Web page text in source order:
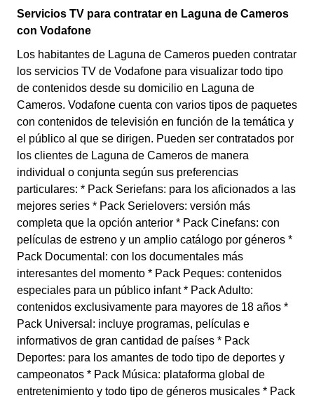
Servicios TV para contratar en Laguna de Cameros
con Vodafone
Los habitantes de Laguna de Cameros pueden contratar
los servicios TV de Vodafone para visualizar todo tipo
de contenidos desde su domicilio en Laguna de
Cameros. Vodafone cuenta con varios tipos de paquetes
con contenidos de televisión en función de la temática y
el público al que se dirigen. Pueden ser contratados por
los clientes de Laguna de Cameros de manera
individual o conjunta según sus preferencias
particulares: * Pack Seriefans: para los aficionados a las
mejores series * Pack Serielovers: versión más
completa que la opción anterior * Pack Cinefans: con
películas de estreno y un amplio catálogo por géneros *
Pack Documental: con los documentales más
interesantes del momento * Pack Peques: contenidos
especiales para un público infant * Pack Adulto:
contenidos exclusivamente para mayores de 18 años *
Pack Universal: incluye programas, películas e
informativos de gran cantidad de países * Pack
Deportes: para los amantes de todo tipo de deportes y
campeonatos * Pack Música: plataforma global de
entretenimiento y todo tipo de géneros musicales * Pack